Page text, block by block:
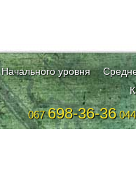
Начального уровня
067698-36-36